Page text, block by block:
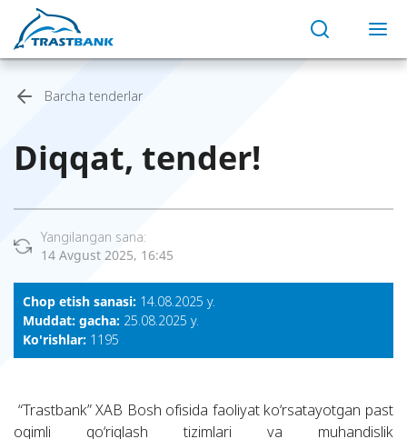
Barcha tenderlar
Diqqat, tender!
Yangilangan sana:
14 Avgust 2025, 16:45
Chop etish sanasi: 14.08.2025 y.
Muddat: gacha: 25.08.2025 y.
Ko'rishlar: 1195
“Trastbank” XAB Bosh ofisida faoliyat ko‘rsatayotgan past
oqimli qo‘riqlash tizimlari va muhandislik